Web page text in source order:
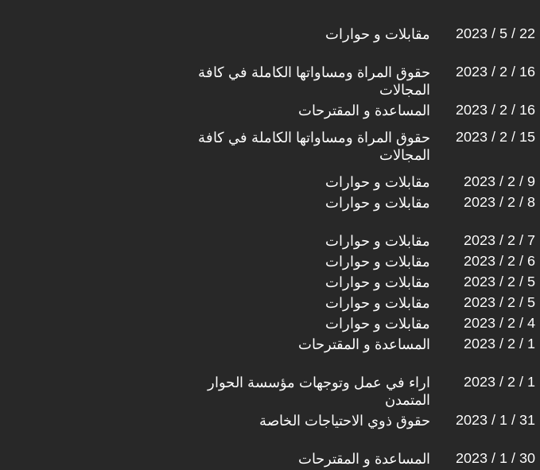
مقابلات و حوارات 2023 / 5 / 22
حقوق المراة ومساواتها الكاملة في كافة
المجالات
2023 / 2 / 16
المساعدة و المقترحات 2023 / 2 / 16
حقوق المراة ومساواتها الكاملة في كافة
المجالات
2023 / 2 / 15
مقابلات و حوارات 2023 / 2 / 9
مقابلات و حوارات
2023 / 2 / 8
مقابلات و حوارات 2023 / 2 / 7
مقابلات و حوارات
2023 / 2 / 6
مقابلات و حوارات
2023 / 2 / 5
مقابلات و حوارات
2023 / 2 / 5
مقابلات و حوارات
2023 / 2 / 4
المساعدة و المقترحات
2023 / 2 / 1
اراء في عمل وتوجهات مؤسسة الحوار
المتمدن
2023 / 2 / 1
حقوق ذوي الاحتياجات الخاصة 2023 / 1 / 31
المساعدة و المقترحات 2023 / 1 / 30